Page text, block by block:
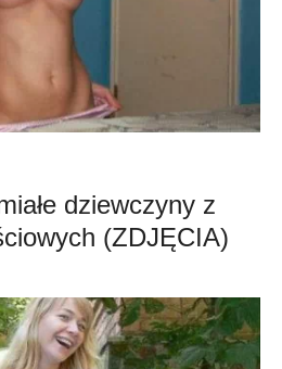
dziewczyny z
(ZDJĘCIA)